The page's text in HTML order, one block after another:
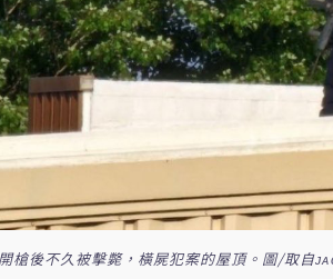
槍後不久被擊斃，橫屍犯案的屋頂。圖/取自